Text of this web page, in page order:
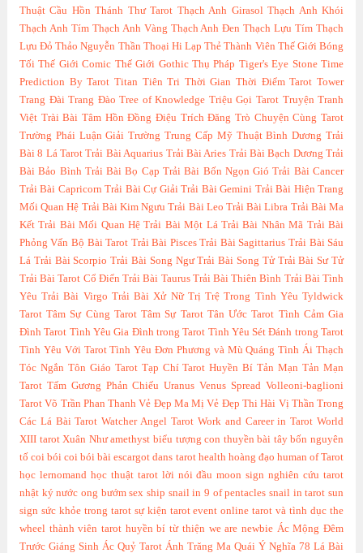
Thuật Cầu Hồn Thánh Thư Tarot Thạch Anh Girasol Thạch Anh Khói
Thạch Anh Tím Thạch Anh Vàng Thạch Anh Đen Thạch Lựu Tím Thạch
Lựu Đỏ Thảo Nguyễn Thần Thoại Hi Lạp Thẻ Thành Viên Thế Giới Bóng
Tối Thế Giới Comic Thế Giới Gothic Thụ Pháp Tiger's Eye Stone Time
Prediction By Tarot Titan Tiên Tri Thời Gian Thời Điểm Tarot Tower
Trang Đài Trang Đào Tree of Knowledge Triệu Gọi Tarot Truyện Tranh
Việt Trài Bài Tâm Hồn Đồng Điệu Trích Đăng Trò Chuyện Cùng Tarot
Trường Phái Luận Giải Trường Trung Cấp Mỹ Thuật Bình Dương Trải
Bài 8 Lá Tarot Trải Bài Aquarius Trải Bài Aries Trải Bài Bạch Dương Trải
Bài Bảo Bình Trải Bài Bọ Cạp Trải Bài Bốn Ngọn Gió Trải Bài Cancer
Trải Bài Capricorn Trải Bài Cự Giải Trải Bài Gemini Trải Bài Hiện Trang
Mối Quan Hệ Trải Bài Kim Ngưu Trải Bài Leo Trải Bài Libra Trải Bài Ma
Kết Trải Bài Mối Quan Hệ Trải Bài Một Lá Trải Bài Nhân Mã Trải Bài
Phỏng Vấn Bộ Bài Tarot Trải Bài Pisces Trải Bài Sagittarius Trải Bài Sáu
Lá Trải Bài Scorpio Trải Bài Song Ngư Trải Bài Song Tử Trải Bài Sư Tử
Trải Bài Tarot Cổ Điển Trải Bài Taurus Trải Bài Thiên Bình Trải Bài Tình
Yêu Trải Bài Virgo Trải Bài Xử Nữ Trị Trệ Trong Tình Yêu Tyldwick
Tarot Tâm Sự Cùng Tarot Tâm Sự Tarot Tân Ước Tarot Tình Cảm Gia
Đình Tarot Tình Yêu Gia Đình trong Tarot Tình Yêu Sét Đánh trong Tarot
Tình Yêu Với Tarot Tình Yêu Đơn Phương và Mù Quáng Tình Ái Thạch
Tóc Ngắn Tôn Giáo Tarot Tạp Chí Tarot Huyền Bí Tản Mạn Tản Mạn
Tarot Tấm Gương Phản Chiếu Uranus Venus Spread Volleoni-baglioni
Tarot Võ Trần Phan Thanh Vẻ Đẹp Ma Mị Vẻ Đẹp Thi Hài Vị Thần Trong
Các Lá Bài Tarot Watcher Angel Tarot Work and Career in Tarot World
XIII tarot Xuân Như amethyst biểu tượng con thuyền bài tây bốn nguyên
tố coi bói coi bói bài escargot dans tarot health hoàng đạo human of Tarot
học lernomand học thuật tarot lời nói đầu moon sign nghiên cứu tarot
nhật ký nước ong bướm sex ship snail in 9 of pentacles snail in tarot sun
sign sức khỏe trong tarot sự kiện tarot event online tarot và tình dục the
wheel thành viên tarot huyền bí từ thiện we are newbie Ác Mộng Đêm
Trước Giáng Sinh Ác Quỷ Tarot Ánh Trăng Ma Quái Ý Nghĩa 78 Lá Bài